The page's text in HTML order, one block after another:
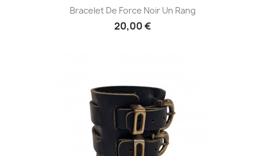
Bracelet De Force Noir Un Rang
20,00 €